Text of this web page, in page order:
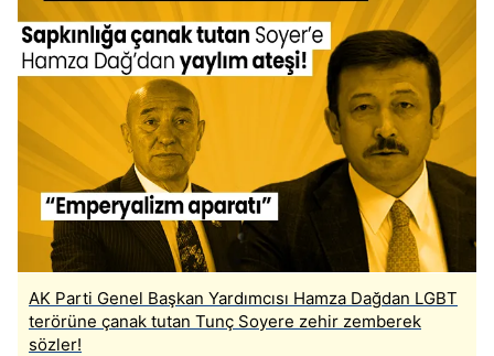
AK Parti Genel Başkan Yardımcısı Hamza Dağdan LGBT
terörüne çanak tutan Tunç Soyere zehir zemberek
sözler!